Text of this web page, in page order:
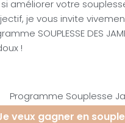
si améliorer votre
je vous invite
SOUPLESSE DES
!
veux gagner en